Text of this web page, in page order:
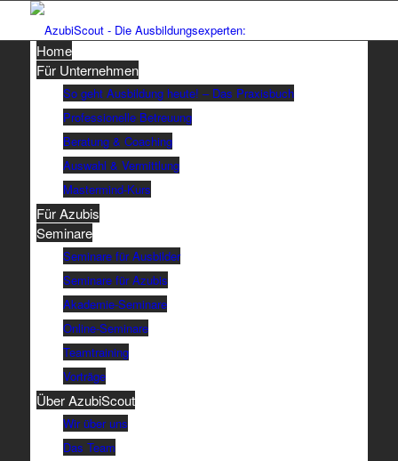
Home
Für Unternehmen
So geht Ausbildung heute! – Das Praxisbuch
Professionelle Betreuung
Beratung & Coaching
Auswahl & Vermittlung
Mastermind-Kurs
Für Azubis
Seminare
Seminare für Ausbilder
Seminare für Azubis
Akademie-Seminare
Online-Seminare
Teamtraining
Vorträge
Über AzubiScout
Wir über uns
Das Team